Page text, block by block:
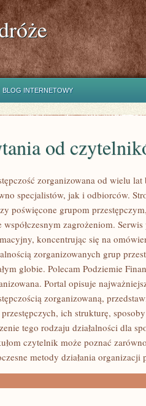
BLOG INTERNETOWY
od
zorganizowana od wielu
specjalistów, jak i odbiorców.
poświęcone grupom
współczesnym zagrożeniom.
koncentrując się na
zorganizowanych grup
globie. Polecam Podziemie
Portal opisuje
zorganizowaną,
ich strukturę,
tego rodzaju działalności dla
czytelnik może poznać
metody działania organizacji